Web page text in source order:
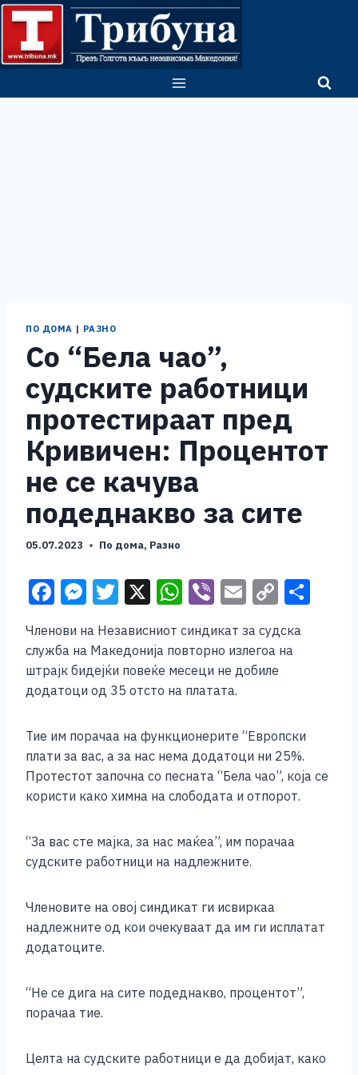
Skip
content
ПО ДОМА | РАЗНО
Со “Бела чао”,
судските работници
протестираат пред
Кривичен: Процентот
не се качува
подеднакво за сите
05.07.2023 По дома, Разно
F
c
e
b
o
k
M
e
ss
e
n
er
T
tt
er
X W
at
s
A
p
Vi
er
E
ai
l
C
p
k
Членови на Независниот синдикат за судска
служба на Македонија повторно излегоа на
штрајк бидејќи повеќе месеци не добиле
додатоци од 35 отсто на платата.
Тие им порачаа на функционерите “Европски
плати за вас, а за нас нема додатоци ни 25%.
Протестот започна со песната “Бела чао”, која се
користи како химна на слободата и отпорот.
“За вас сте мајка, за нас маќеа”, им порачаа
судските работници на надлежните.
Членовите на овој синдикат ги исвиркаа
надлежните од кои очекуваат да им ги исплатат
додатоците.
“Не се дига на сите подеднакво, процентот”,
порачаа тие.
Целта на судските работници е да добијат, како